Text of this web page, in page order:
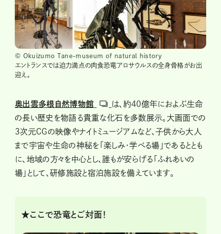
© Okuizumo Tane-museum of natural history
エントランスでは迫力満点の肉食恐竜アロサウルスの全身骨格がお出
迎え。
奥出雲多根自然博物館
は､約40億年におよぶ生命
の長い歴史を物語る貴重な化石を多数展示｡大画面での
3次元CGの映像やナイトミュージアムなど､子供から大人
まで宇宙や生命の神秘を「楽しみ・学べる場」であるととも
に、地域の方々を中心とし、誰もが安らげる「ふれあいの
場」として、研修施設と宿泊施設を備えています。
★ここで恐竜とご対面！